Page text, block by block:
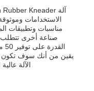
الاستخدامات
مناسبات وتطبيقات
صناعة أخرى تتطلب
يقين من أنك سوف تكون
الآلة